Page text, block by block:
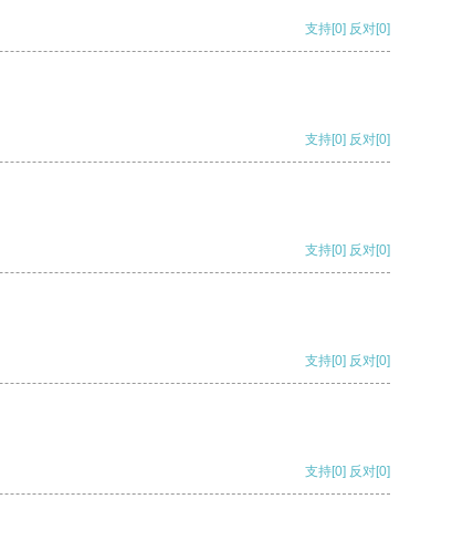
支持[0] 反对[0]
支持[0] 反对[0]
支持[0] 反对[0]
支持[0] 反对[0]
支持[0] 反对[0]